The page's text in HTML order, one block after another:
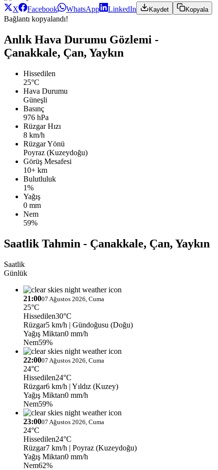
X Facebook WhatsApp LinkedIn Kaydet Kopyala
Bağlantı kopyalandı!
Anlık Hava Durumu Gözlemi -
Çanakkale, Çan, Yaykın
Hissedilen
25°C
Hava Durumu
Güneşli
Basınç
976 hPa
Rüzgar Hızı
8 km/h
Rüzgar Yönü
Poyraz (Kuzeydoğu)
Görüş Mesafesi
10+ km
Bulutluluk
1%
Yağış
0 mm
Nem
59%
Saatlik Tahmin - Çanakkale, Çan, Yaykın
Saatlik
Günlük
21:0007 Ağustos 2026, Cuma
25°C
Hissedilen30°C
Rüzgar5 km/h | Gündoğusu (Doğu)
Yağış Miktarı0 mm/h
Nem59%
22:0007 Ağustos 2026, Cuma
24°C
Hissedilen24°C
Rüzgar6 km/h | Yıldız (Kuzey)
Yağış Miktarı0 mm/h
Nem59%
23:0007 Ağustos 2026, Cuma
24°C
Hissedilen24°C
Rüzgar7 km/h | Poyraz (Kuzeydoğu)
Yağış Miktarı0 mm/h
Nem62%